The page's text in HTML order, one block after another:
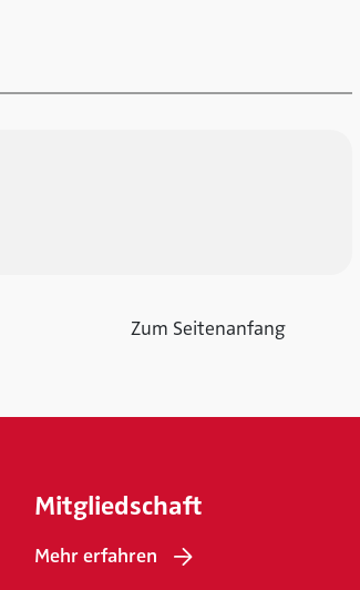
Zum Seitenanfang
Mitgliedschaft
Mehr erfahren